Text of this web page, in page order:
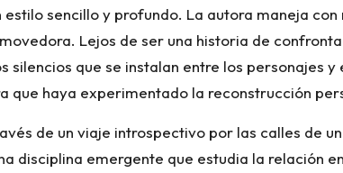
sencillo y profundo. La autora maneja
Lejos de ser una historia de
silencios que se instalan entre los personajes
que haya experimentado la reconstrucción
de un viaje introspectivo por las calles de
disciplina emergente que estudia la relación